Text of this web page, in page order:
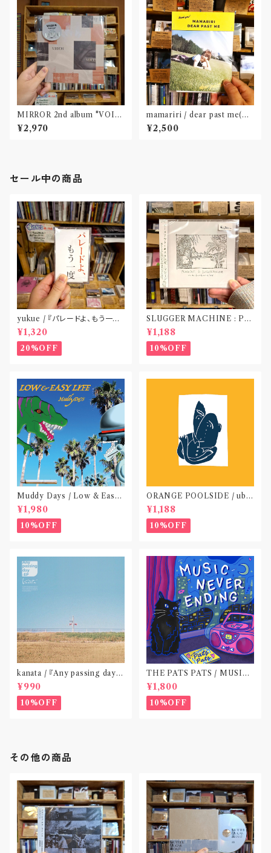
MIRROR 2nd album "VOIC
ES"(CD)※特典 : 30p ZINE
& DLコード
¥2,970
mamariri / dear past me(C
D)
¥2,500
セール中の商品
yukue / 『パレードよ、もう一度』
(TAPE)
¥1,320
20%OFF
SLUGGER MACHINE : PE
ACE OUT! / we die if we d
o not do “DIG”(SPLIT CD)
〝横浜&札幌〟
¥1,188
10%OFF
Muddy Days / Low & Easy
Life〝東京〟
¥1,980
10%OFF
ORANGE POOLSIDE / ubu
(CD作品)〝神奈川・厚木〟
¥1,188
10%OFF
kanata / 『Any passing day -
EP』(CD作品)〝東京〟
¥990
10%OFF
THE PATS PATS / MUSIC
NEVER ENDING(CD作品)
¥1,800
10%OFF
その他の商品